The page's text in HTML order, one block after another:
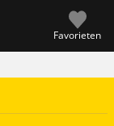
Favorieten